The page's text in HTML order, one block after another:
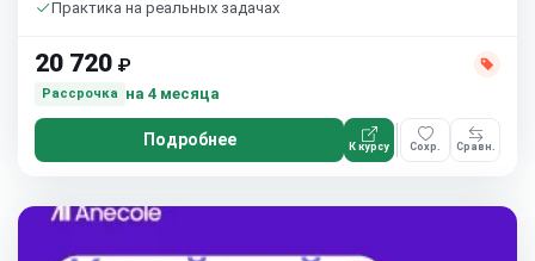
Практика на реальных задачах
20 720 ₽
Рассрочка на 4 месяца
Подробнее К курсу Сохр. Сравн.